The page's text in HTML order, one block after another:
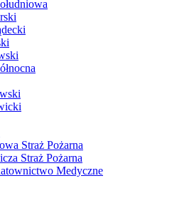
Straż Pożarna
Straż Pożarna
Medyczne